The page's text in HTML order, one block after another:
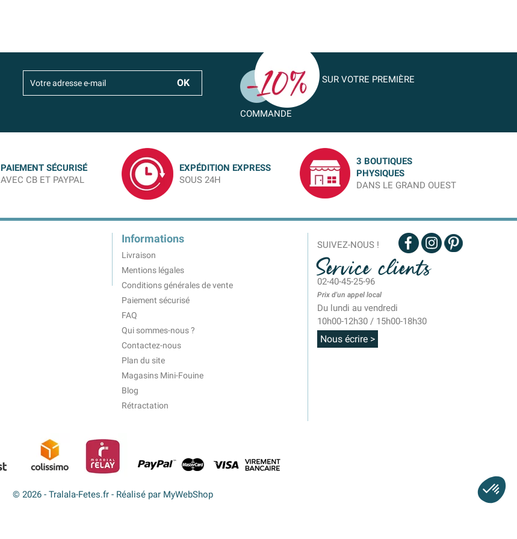
SUR VOTRE PREMIÈRE
COMMANDE
PAIEMENT SÉCURISÉ
AVEC CB ET PAYPAL
EXPÉDITION EXPRESS
SOUS 24H
3 BOUTIQUES
PHYSIQUES
DANS LE GRAND OUEST
Informations
Livraison
Mentions légales
Conditions générales de vente
Paiement sécurisé
FAQ
Qui sommes-nous ?
Contactez-nous
Plan du site
Magasins Mini-Fouine
Blog
Rétractation
SUIVEZ-NOUS !
Service clients
02-40-45-25-96
Prix d'un appel local
Du lundi au vendredi
10h00-12h30 / 15h00-18h30
Nous écrire >
© 2026 - Tralala-Fetes.fr - Réalisé par MyWebShop